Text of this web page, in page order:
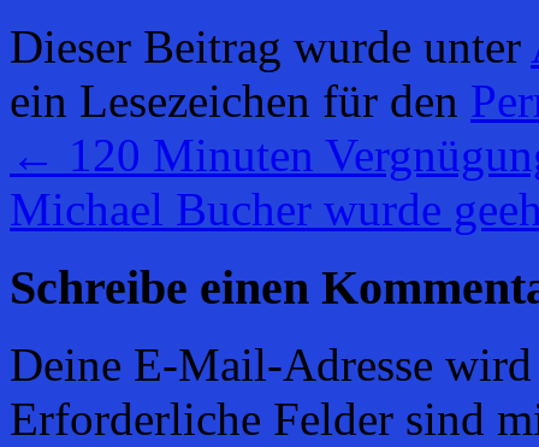
Dieser Beitrag wurde unter
ein Lesezeichen für den
← 120 Minuten
Michael Bucher wurde
Schreibe einen
Deine E-Mail-Adresse
Erforderliche Felder sind